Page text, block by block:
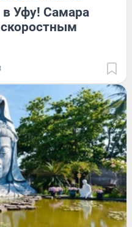
в Уфу! Самара
скоростным